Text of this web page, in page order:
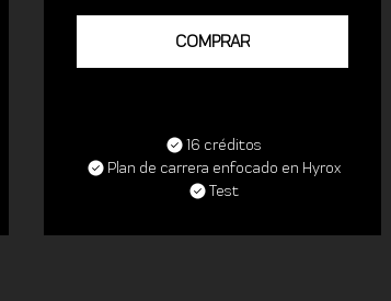
COMPRAR
16 créditos
Plan de carrera enfocado en Hyrox
Test